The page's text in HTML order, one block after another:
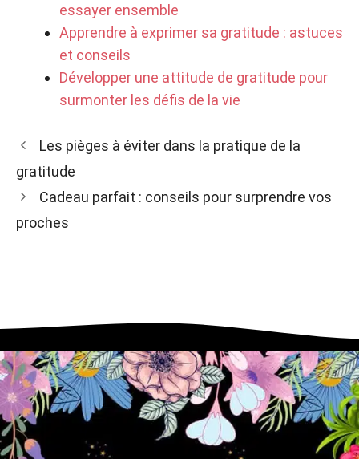
essayer ensemble
Apprendre à exprimer sa gratitude : astuces
et conseils
Développer une attitude de gratitude pour
surmonter les défis de la vie
Les pièges à éviter dans la pratique de la
gratitude
Cadeau parfait : conseils pour surprendre vos
proches